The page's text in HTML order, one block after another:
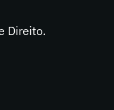
Direito.